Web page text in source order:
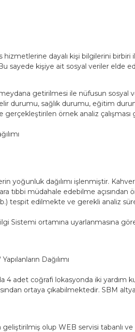
dayalı kişi bilgilerini birbiri
sayede kişiye ait sosyal veriler
getirilmesi ile nüfusun sosyal
durumu, sağlık durumu, eğitim
örnek analiz çalışması
dağılımı işlenmiştir.
müdahale edebilme açısından
tespit edilmekte ve gerekli analiz
ortamına uyarlanmasına göre
Dağılımı
coğrafi lokasyonda iki yardım
ortaya çıkabilmektedir. SBM
geliştirilmiş olup WEB servisi tabanlı